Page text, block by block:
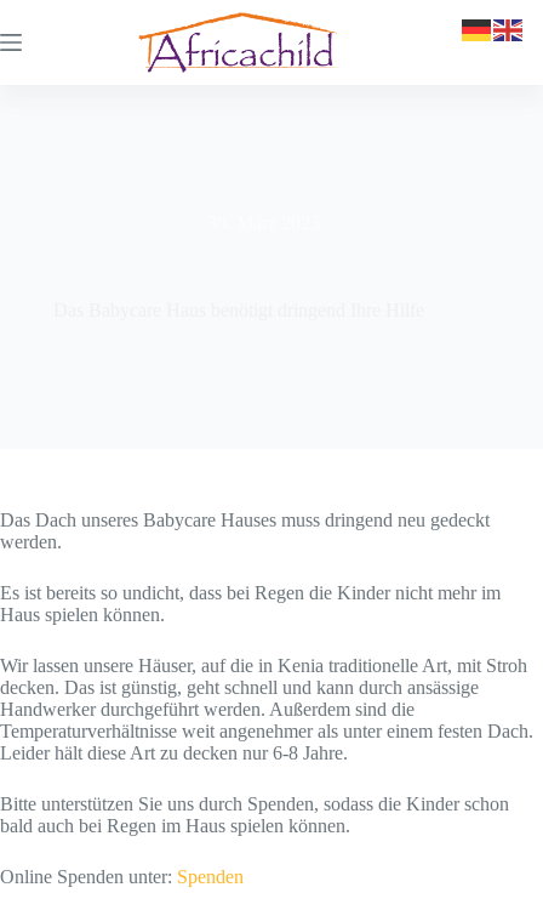
Das Dach unseres Babycare Hauses muss dringend neu gedeckt
werden.
Es ist bereits so undicht, dass bei Regen die Kinder nicht mehr im
Haus spielen können.
Wir lassen unsere Häuser, auf die in Kenia traditionelle Art, mit Stroh
decken. Das ist günstig, geht schnell und kann durch ansässige
Handwerker durchgeführt werden. Außerdem sind die
Temperaturverhältnisse weit angenehmer als unter einem festen Dach.
Leider hält diese Art zu decken nur 6-8 Jahre.
Bitte unterstützen Sie uns durch Spenden, sodass die Kinder schon
bald auch bei Regen im Haus spielen können.
Online Spenden unter: Spenden